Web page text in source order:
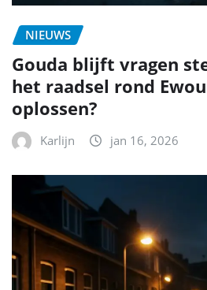
NIEUWS
Gouda blijft vragen
het raadsel rond
oplossen?
Karlijn jan 16, 2026